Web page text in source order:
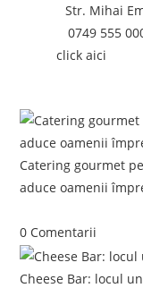
Adresa:Str. Mihai
Telefon:0749 555
Email:click aici
Catering gourmet
aduce oamenii
0 Comentarii
Cheese Bar: locul